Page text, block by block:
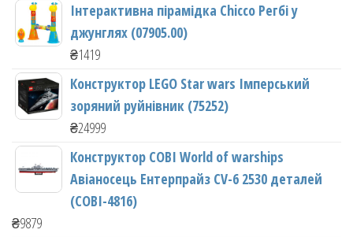
Інтерактивна пірамідка Chicco Регбі у
джунглях (07905.00)
₴1419
Конструктор LEGO Star wars Імперський
зоряний руйнівник (75252)
₴24999
Конструктор COBI World of warships
Авіаносець Ентерпрайз CV-6 2530 деталей
(COBI-4816)
₴9879